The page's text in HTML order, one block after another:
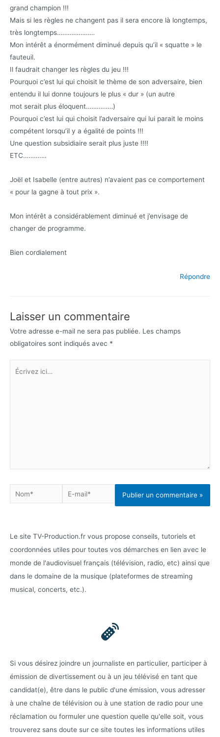
grand champion !!!
Mais si les règles ne changent pas il sera encore là longtemps,
très longtemps…………………
Mon intérêt a énormément diminué depuis qu’il « squatte » le
fauteuil.
Il faudrait changer les règles du jeu !!!
Pourquoi c’est lui qui choisit le thème de son adversaire, bien
entendu il lui donne toujours le plus « dur » (un autre
mot serait plus éloquent……………)
Pourquoi c’est lui qui choisit l’adversaire qui lui parait le moins
compétent lorsqu’il y a égalité de points !!!
Une question subsidiaire serait plus juste !!!!
ETC………….
Joël et Isabelle (entre autres) n’avaient pas ce comportement
« pour la gagne à tout prix ».
Mon intérêt a considérablement diminué et j’envisage de
changer de programme.
Bien cordialement
Répondre
Laisser un commentaire
Votre adresse e-mail ne sera pas publiée. Les champs
obligatoires sont indiqués avec *
Écrivez
Nom*
E-
mail*
Le site TV-Production.fr vous propose conseils, tutoriels et
coordonnées utiles pour toutes vos démarches en lien avec le
monde de l'audiovisuel français (télévision, radio, etc) ainsi que
dans le domaine de la musique (plateformes de streaming
musical, concerts, etc.).
Si vous désirez joindre un journaliste en particulier, participer à
émission de divertissement ou à un jeu télévisé en tant que
candidat(e), être dans le public d'une émission, vous adresser
à une chaîne de télévision ou à une station de radio pour une
réclamation ou formuler une question quelle qu'elle soit, vous
trouverez sans doute sur ce site toutes les informations utiles